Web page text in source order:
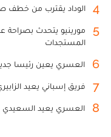
4 الوداد يقترب من خطف
5
مورينيو يتحدث بصراحة
المستجدات
6 العسري يعين رئيسا
7 فريق إسباني يعيد
8 العسري يعيد السعيدي